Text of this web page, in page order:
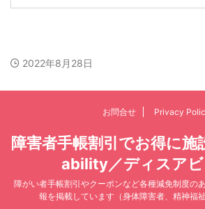
2022年8月28日
お問合せ Privacy
障害者手帳割引でお得に施
ability／ディスアビ
障がい者手帳割引やクーポンなど各種減免制度の
報を掲載しています（身体障害者、精神福